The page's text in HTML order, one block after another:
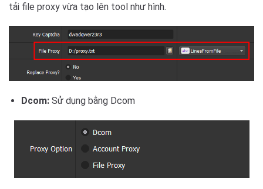
tải file proxy vừa tạo lên tool như hình.
Dcom: Sử dụng bằng Dcom